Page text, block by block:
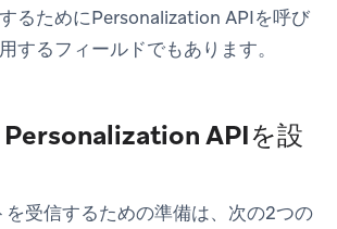
るためにPersonalization APIを呼び
するフィールドでもあります。
APIを設
受信するための準備は、次の2つの